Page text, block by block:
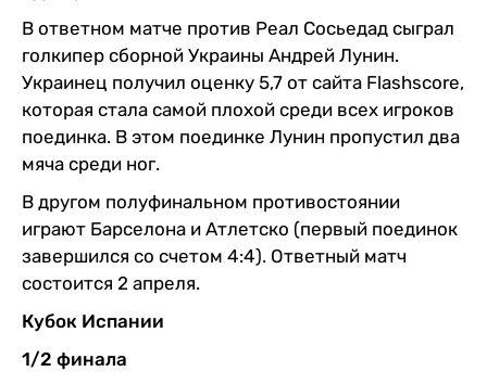
В ответном матче против Реал Сосьедад сыграл
голкипер сборной Украины Андрей Лунин.
Украинец получил оценку 5,7 от сайта Flashscore,
которая стала самой плохой среди всех игроков
поединка. В этом поединке Лунин пропустил два
мяча среди ног.
В другом полуфинальном противостоянии
играют Барселона и Атлетско (первый поединок
завершился со счетом 4:4). Ответный матч
состоится 2 апреля.
Кубок Испании
1/2 финала